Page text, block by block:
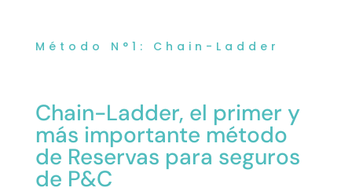
Método N°1: Chain-Ladder
Chain-Ladder, el primer y
más importante método
de Reservas para seguros
de P&C